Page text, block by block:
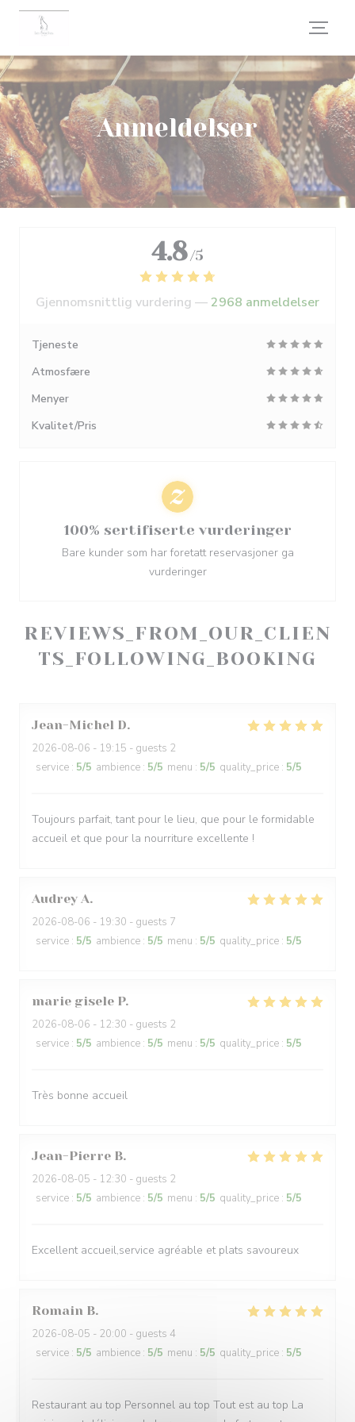
Panel for informasjonskapsler
Anmeldelser
REVIEWS_FROM_OUR_CLIEN
TS_FOLLOWING_BOOKING
Jean-Michel D
2026-08-06 - 19:15 - guests 2
service : 5/5 ambience : 5/5 menu : 5/5 quality_price : 5/5
Toujours parfait, tant pour le lieu, que pour le formidable
accueil et que pour la nourriture excellente !
Audrey A
2026-08-06 - 19:30 - guests 7
service : 5/5 ambience : 5/5 menu : 5/5 quality_price : 5/5
marie gisele P
2026-08-06 - 12:30 - guests 2
service : 5/5 ambience : 5/5 menu : 5/5 quality_price : 5/5
Très bonne accueil
Jean-Pierre B
2026-08-05 - 12:30 - guests 2
service : 5/5 ambience : 5/5 menu : 5/5 quality_price : 5/5
Excellent accueil,service agréable et plats savoureux
Romain B
2026-08-05 - 20:00 - guests 4
service : 5/5 ambience : 5/5 menu : 5/5 quality_price : 5/5
Restaurant au top Personnel au top Tout est au top La
4.8 /5
Gjennomsnittlig vurdering —2968 anmeldelser
Tjeneste
Atmosfære
Menyer
Kvalitet/Pris
100% sertifiserte vurderinger
Bare kunder som har foretatt reservasjoner ga
vurderinger